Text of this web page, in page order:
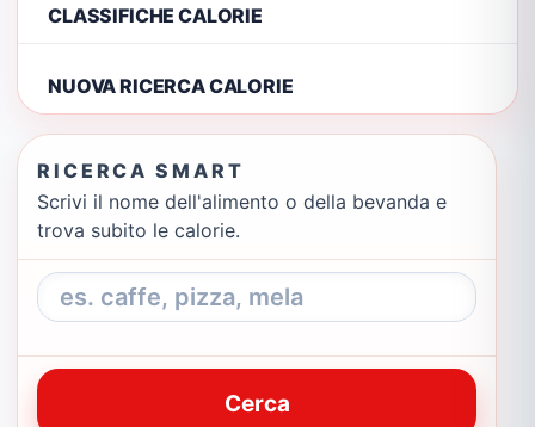
CLASSIFICHE CALORIE
NUOVA RICERCA CALORIE
RICERCA SMART
Scrivi il nome dell'alimento o della bevanda e
trova subito le calorie.
Cerca